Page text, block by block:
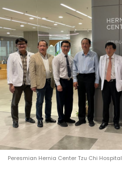
Peresmian Hernia Center Tzu Chi Hospital